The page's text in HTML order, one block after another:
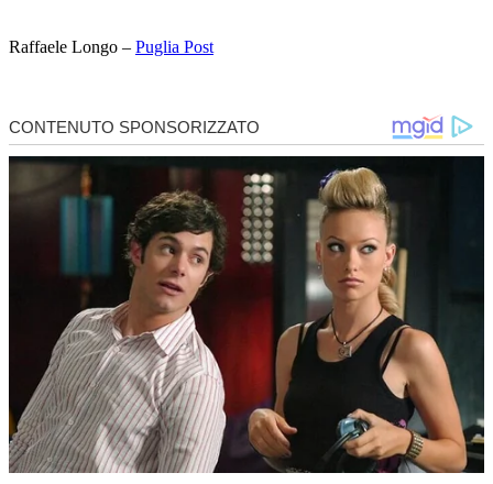
Raffaele Longo – Puglia Post